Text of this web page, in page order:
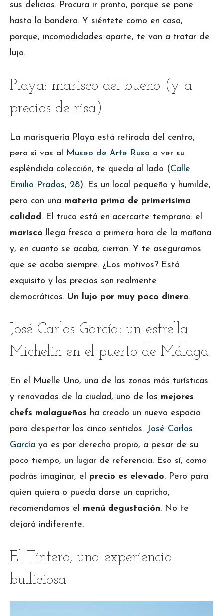
sus delicias. Procura ir pronto, porque se pone
hasta la bandera. Y siéntete como en casa,
porque, incomodidades aparte, te van a tratar de
lujo.
Playa: marisco del bueno (y a
precios de risa)
La marisquería Playa está retirada del centro,
pero si vas al Museo de Arte Ruso a ver su
espléndida colección, te queda al lado (Calle
Emilio Prados, 28). Es un local pequeño y humilde,
pero con una materia prima de primerísima
calidad. El truco está en acercarte temprano: el
marisco llega fresco a primera hora de la mañana
y, en cuanto se acaba, cierran. Y te aseguramos
que se acaba siempre. ¿Los motivos? Está
exquisito y los precios son realmente
democráticos. Un lujo por muy poco dinero.
José Carlos García: un estrella
Michelin en el puerto de Málaga
En el Muelle Uno, una de las zonas más turísticas
y renovadas de la ciudad, uno de los mejores
chefs malagueños ha creado un nuevo espacio
para despertar los cinco sentidos. José Carlos
García ya es por derecho propio, a pesar de su
poco tiempo, un lugar de referencia. Eso sí, como
podrás imaginar, el precio es elevado. Pero para
quien quiera o pueda darse un capricho,
recomendamos el menú degustación. No te
dejará indiferente.
El Tintero, una experiencia
bulliciosa